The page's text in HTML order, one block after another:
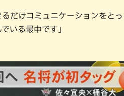
だけコミュニケーションをとっ
いる最中です」